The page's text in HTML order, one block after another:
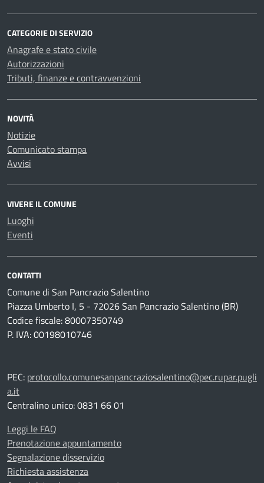
CATEGORIE DI SERVIZIO
Anagrafe e stato civile
Autorizzazioni
Tributi, finanze e contravvenzioni
NOVITÀ
Notizie
Comunicato stampa
Avvisi
VIVERE IL COMUNE
Luoghi
Eventi
CONTATTI
Comune di San Pancrazio Salentino
Piazza Umberto I, 5 - 72026 San Pancrazio Salentino (BR)
Codice fiscale: 80007350749
P. IVA: 00198010746
PEC: protocollo.comunesanpancraziosalentino@pec.rupar.pugli
a.it
Centralino unico: 0831 66 01
Leggi le FAQ
Prenotazione appuntamento
Segnalazione disservizio
Richiesta assistenza